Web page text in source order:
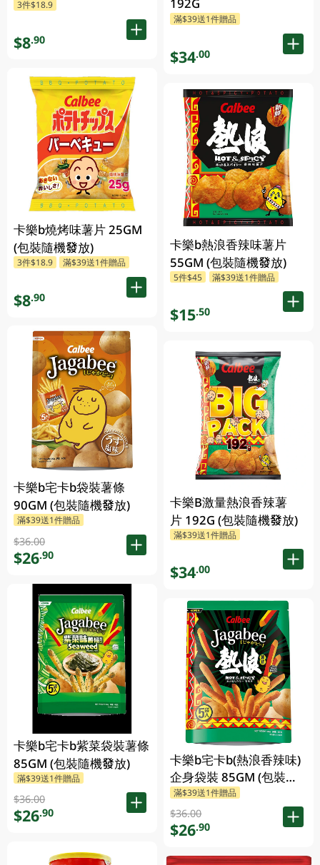
3件$18.9
$8.90
卡樂b燒烤味薯片 25GM
(包裝隨機發放)
3件$18.9 滿$39送1件贈品
$8.90
卡樂b宅卡b袋裝薯條
90GM (包裝隨機發放)
滿$39送1件贈品
$36.00
$26.90
卡樂b宅卡b紫菜袋裝薯條
85GM (包裝隨機發放)
滿$39送1件贈品
$36.00
$26.90
192G
滿$39送1件贈品
$34.00
卡樂b熱浪香辣味薯片
55GM (包裝隨機發放)
5件$45 滿$39送1件贈品
$15.50
卡樂B激量熱浪香辣薯
片 192G (包裝隨機發放)
滿$39送1件贈品
$34.00
卡樂b宅卡b(熱浪香辣味)
企身袋裝 85GM (包裝隨
機發放)
滿$39送1件贈品
$36.00
$26.90